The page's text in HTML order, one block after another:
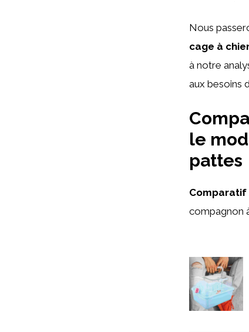
Nous
cage à
à notre
aux besoins
le
pattes
Comparatif
compagnon